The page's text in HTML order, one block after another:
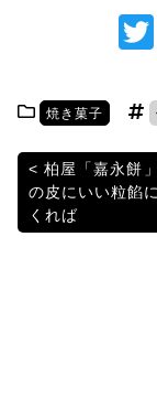
焼き菓子
投
稿
柏屋「嘉永餅
の皮にいい粒餡
くれば